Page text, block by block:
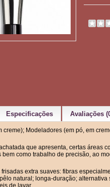
Especificações Avaliações
creme); Modeladores (em pó, em
que apresenta, certas áreas
bem como trabalho de precisão, ao
frisadas extra suaves: fibras
natural; longa-duração;
de lavar.